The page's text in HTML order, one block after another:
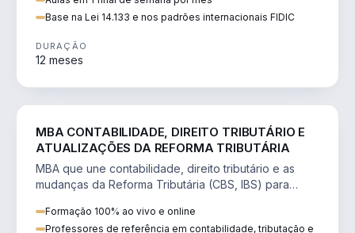
Base na Lei 14.133 e nos padrões internacionais FIDIC
DURAÇÃO
12 meses
MBA CONTABILIDADE, DIREITO TRIBUTÁRIO E
ATUALIZAÇÕES DA REFORMA TRIBUTÁRIA
MBA que une contabilidade, direito tributário e as
mudanças da Reforma Tributária (CBS, IBS) para
Formação 100% ao vivo e online
Professores de referência em contabilidade, tributação e